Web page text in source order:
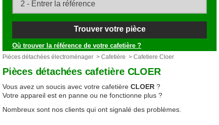
Trouver votre pièce
Où trouver la référence de votre cafetière ?
Pièces détachées électroménager > Cafetière > Cafetiere Cloer
Pièces détachées cafetière CLOER
Vous avez un soucis avec votre cafetière CLOER ?
Votre appareil est en panne ou ne fonctionne plus ?
Nombreux sont nos clients qui ont signalé des problèmes.